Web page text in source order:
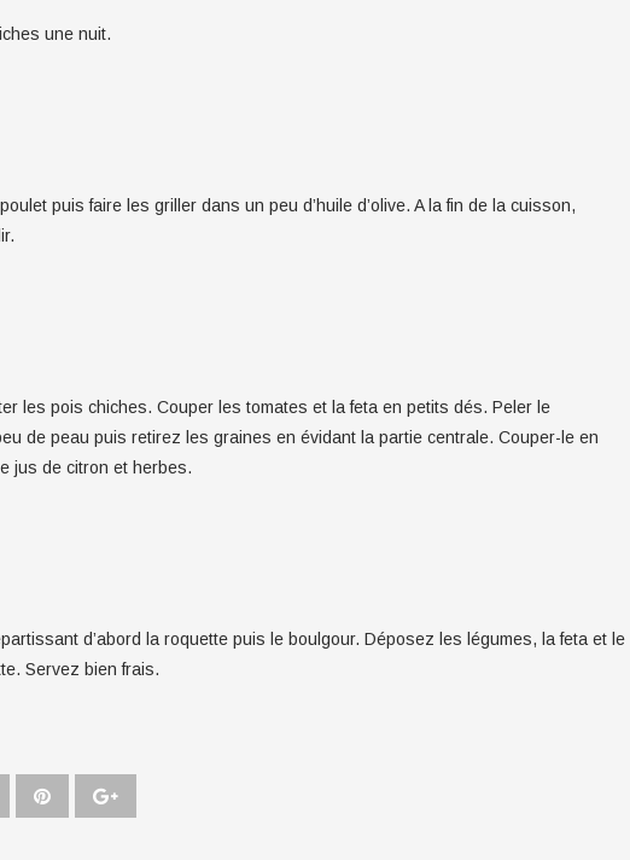
une nuit.
puis faire les griller dans un peu d’huile d’olive. A la fin de la cuisson,
les pois chiches. Couper les tomates et la feta en petits dés. Peler le
de peau puis retirez les graines en évidant la partie centrale. Couper-le en
jus de citron et herbes.
d’abord la roquette puis le boulgour. Déposez les légumes, la feta et le
Servez bien frais.